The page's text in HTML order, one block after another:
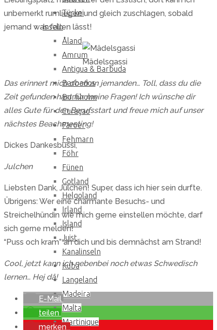
Türkei
Inseln
Åland
Amrum
Antigua & Barbuda
Barbados
Bornholm
Curaçao
Färöer
Fehmarn
Föhr
Fünen
Gotland
Helgoland
Irland
Island
Juist
Kanalinseln
Kuba
Langeland
Madeira
Malta
Martinique
unbemerkt rumliegen und gleich zuschlagen, sobald
jemand was fallen lässt!
Mädelsgassi
Das erinnert mich doch an jemanden… Toll, dass du die
Zeit gefunden hast für meine Fragen! Ich wünsche dir
alles Gute für den Berufsstart und freue mich auf unser
nächstes Beachmeeting!
Dickes Dankesbussi,
Julchen
Liebsten Dank, Julchen! Super, dass ich hier sein durfte.
Übrigens: Wer eine charmante Besuchs- und
Streichelhündin wie mich gerne einstellen möchte, darf
sich gerne melden!
“Puss och kram” an dich und bis demnächst am Strand!
Cool, jetzt kann ich nebenbei noch etwas Schwedisch
lernen… Hej då!
E-Mail
teilen
merken